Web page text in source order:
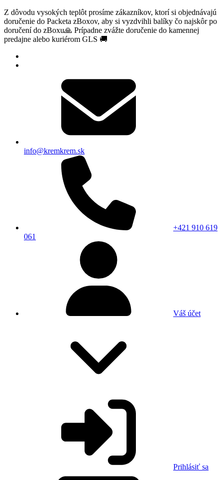
Z dôvodu vysokých teplôt prosíme zákazníkov, ktorí si objednávajú
doručenie do Packeta zBoxov, aby si vyzdvihli balíky čo najskôr po
doručení do zBoxu🙏 Prípadne zvážte doručenie do kamennej
predajne alebo kuriérom GLS 🚚
info@kremkrem.sk
+421 910 619
061
Váš účet
Prihlásiť sa